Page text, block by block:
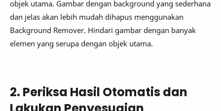
objek utama. Gambar dengan background yang sederhana
dan jelas akan lebih mudah dihapus menggunakan
Background Remover. Hindari gambar dengan banyak
elemen yang serupa dengan objek utama.
2. Periksa Hasil Otomatis dan